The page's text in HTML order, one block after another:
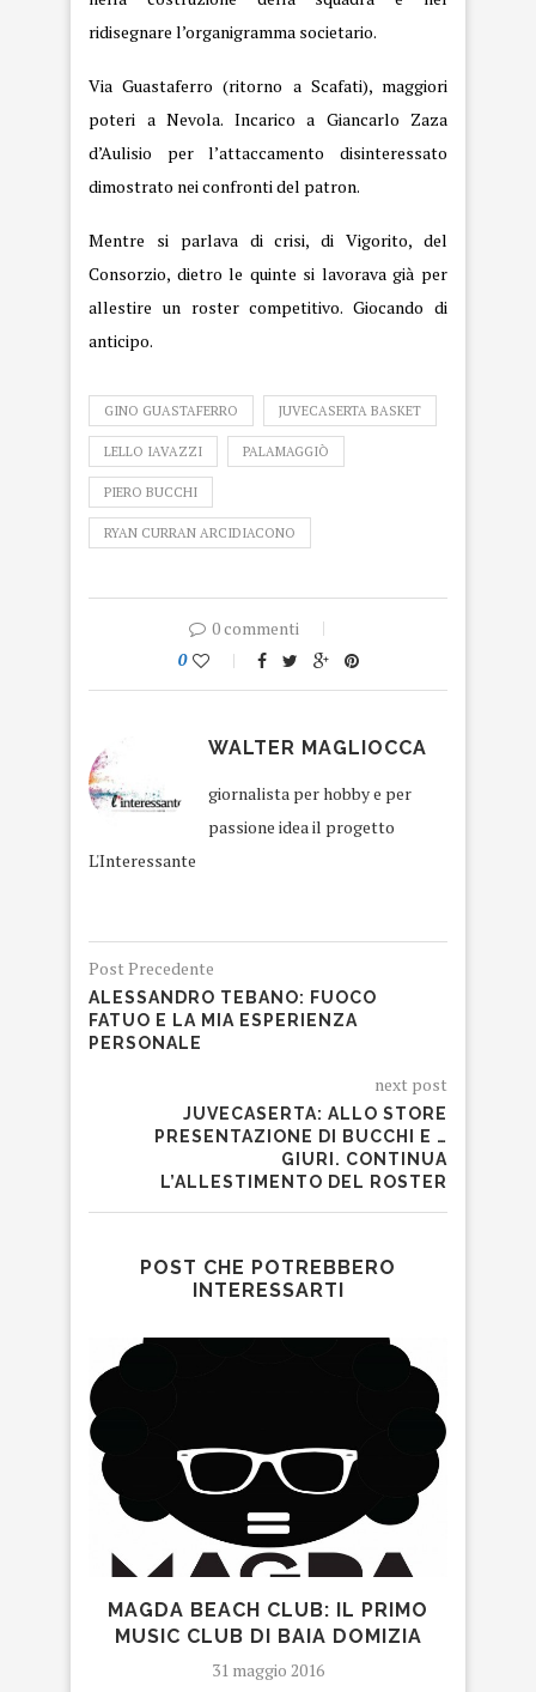
ridisegnare l’organigramma societario.
Via Guastaferro (ritorno a Scafati), maggiori
poteri a Nevola. Incarico a Giancarlo Zaza
d’Aulisio per l’attaccamento disinteressato
dimostrato nei confronti del patron.
Mentre si parlava di crisi, di Vigorito, del
Consorzio, dietro le quinte si lavorava già per
allestire un roster competitivo. Giocando di
anticipo.
GINO GUASTAFERRO JUVECASERTA BASKET
LELLO IAVAZZI PALAMAGGIÒ
PIERO BUCCHI
RYAN CURRAN ARCIDIACONO
0 commenti
0
WALTER MAGLIOCCA
giornalista per hobby e per
passione idea il progetto
L'Interessante
Post Precedente
ALESSANDRO TEBANO: FUOCO
FATUO E LA MIA ESPERIENZA
PERSONALE
next post
JUVECASERTA: ALLO STORE
PRESENTAZIONE DI BUCCHI E …
GIURI. CONTINUA
L’ALLESTIMENTO DEL ROSTER
POST CHE POTREBBERO
INTERESSARTI
MAGDA BEACH CLUB: IL PRIMO
MUSIC CLUB DI BAIA DOMIZIA
31 maggio 2016